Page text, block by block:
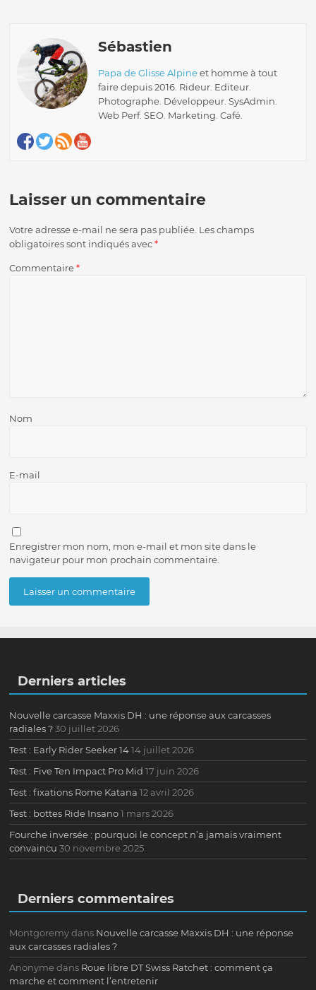
Sébastien
Papa de Glisse Alpineet homme à tout
faire depuis 2016. Rideur. Editeur.
Photographe. Développeur. SysAdmin.
Web Perf. SEO. Marketing. Café.
Laisser un commentaire
Votre adresse e-mail ne sera pas publiée. Les champs
obligatoires sont indiqués avec*
Commentaire*
Nom
E-mail
Enregistrer mon nom, mon e-mail et mon site dans le
navigateur pour mon prochain commentaire.
Derniers articles
Nouvelle carcasse Maxxis DH : une réponse aux carcasses
radiales ? 30 juillet 2026
Test : Early Rider Seeker 14 14 juillet 2026
Test : Five Ten Impact Pro Mid 17 juin 2026
Test : fixations Rome Katana 12 avril 2026
Test : bottes Ride Insano 1 mars 2026
Fourche inversée : pourquoi le concept n’a jamais vraiment
convaincu 30 novembre 2025
Derniers commentaires
Montgoremydans Nouvelle carcasse Maxxis DH : une réponse
aux carcasses radiales ?
Anonyme dans Roue libre DT Swiss Ratchet : comment ça
marche et comment l’entretenir